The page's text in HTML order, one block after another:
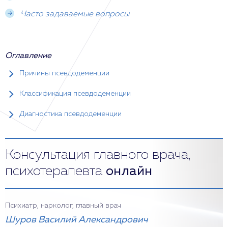
Часто задаваемые вопросы
Оглавление
Причины псевдодеменции
Классификация псевдодеменции
Диагностика псевдодеменции
Консультация главного врача,
психотерапевта онлайн
Психиатр, нарколог, главный врач
Шуров Василий Александрович